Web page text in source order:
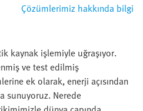
Çözümlerimiz hakkında bilgi
kaynak işlemiyle uğraşıyor.
ve test edilmiş
ek olarak, enerji açısından
sunuyoruz. Nerede